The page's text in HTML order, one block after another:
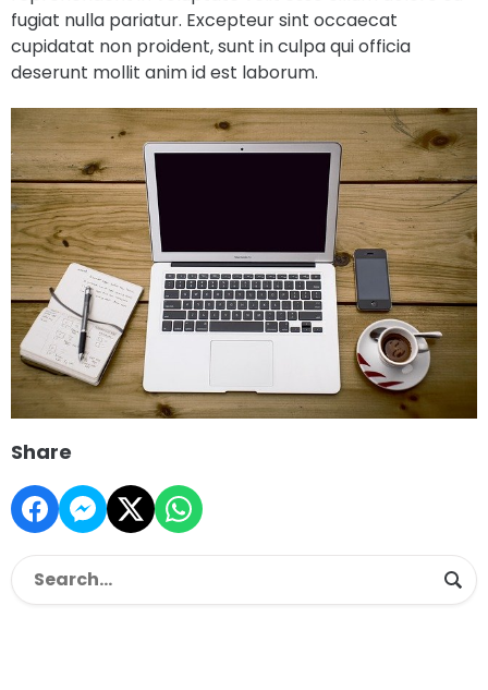
fugiat nulla pariatur. Excepteur sint occaecat
cupidatat non proident, sunt in culpa qui officia
deserunt mollit anim id est laborum.
Share